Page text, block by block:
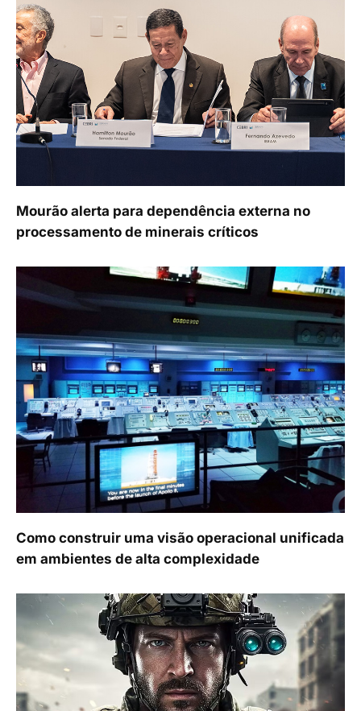
Mourão alerta para dependência externa no
processamento de minerais críticos
Como construir uma visão operacional unificada
em ambientes de alta complexidade